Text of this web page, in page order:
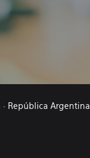
República Argentina